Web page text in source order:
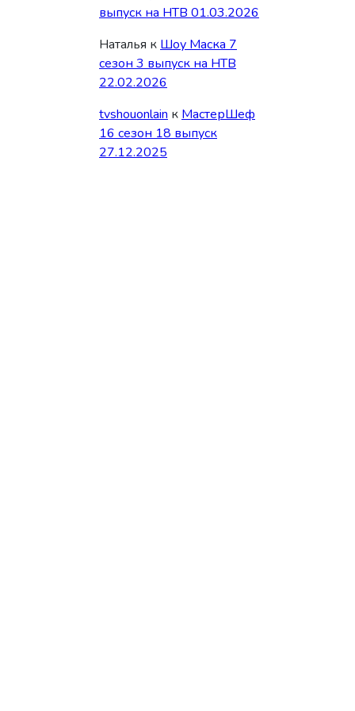
выпуск на НТВ 01.03.2026
Наталья к Шоу Маска 7
сезон 3 выпуск на НТВ
22.02.2026
tvshouonlain к МастерШеф
16 сезон 18 выпуск
27.12.2025